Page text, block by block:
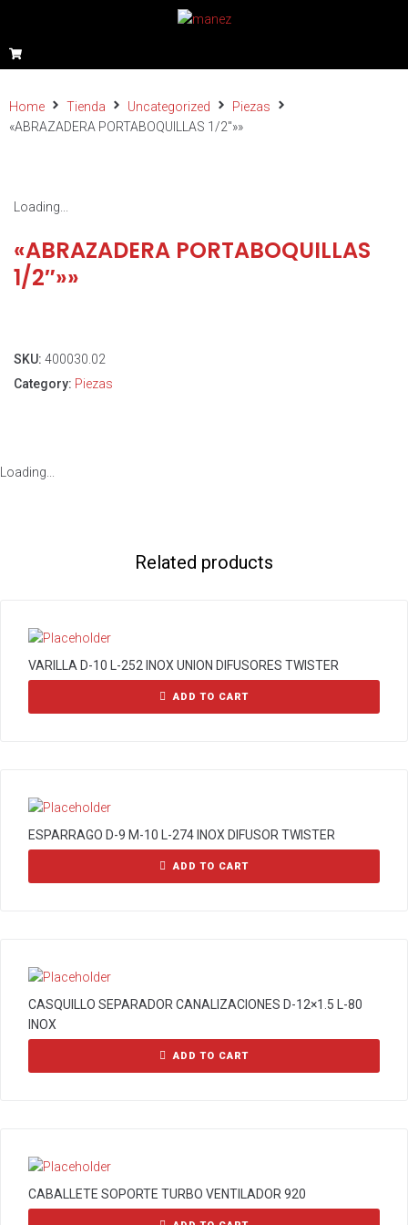
Home Tienda Uncategorized
Piezas
«ABRAZADERA PORTABOQUILLAS 1/2″»»
Loading...
«ABRAZADERA PORTABOQUILLAS
1/2″»»
SKU: 400030.02
Category: Piezas
Loading...
Related products
VARILLA D-10 L-252 INOX UNION DIFUSORES TWISTER
ADD TO CART
ESPARRAGO D-9 M-10 L-274 INOX DIFUSOR TWISTER
ADD TO CART
CASQUILLO SEPARADOR CANALIZACIONES D-12×1.5 L-80
INOX
ADD TO CART
CABALLETE SOPORTE TURBO VENTILADOR 920